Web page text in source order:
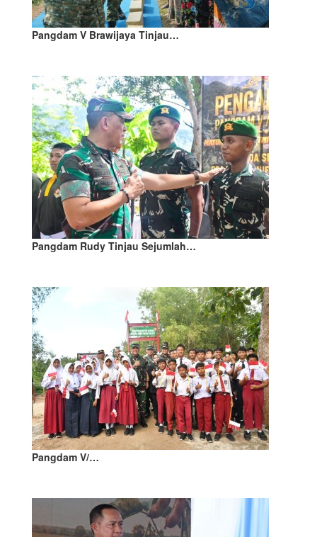
Pangdam V Brawijaya Tinjau…
Pangdam Rudy Tinjau Sejumlah…
Pangdam V/…